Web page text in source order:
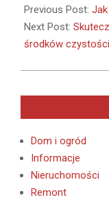
10-
31
Previous Post:
Next Post:
środków czystości
Dom i ogród
Informacje
Nieruchomości
Remont